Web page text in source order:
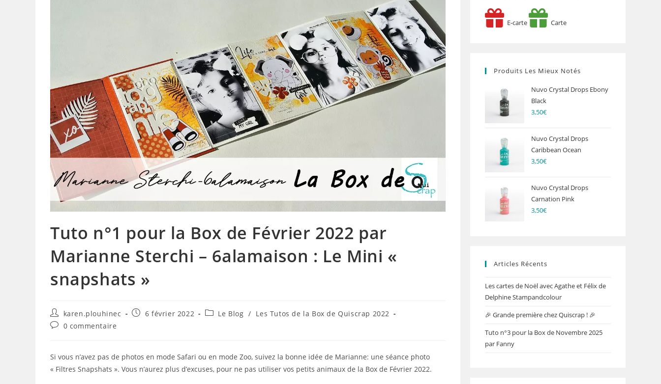
Tuto n°1 pour la Box de Février 2022 par
Marianne Sterchi – 6alamaison : Le Mini «
snapshats »
Auteur/autrice
de
la
karen.plouhinec
Publication
6 février 2022
PostLe Blog / Les Tutos de la Box de Quiscrap 2022
Commentaires
publication :
0 commentaire
Si vous n’avez pas de photos en mode Safari ou en mode Zoo, suivez la bonne idée de Marianne: une séance photo
« Filtres Snapshats ». Vous n’aurez plus d’excuses, pour ne pas utiliser vos petits animaux de la Box de Février 2022.
E-carte Carte
Produits Les Mieux Notés
Nuvo Crystal Drops Ebony
Black
3,50€
Nuvo Crystal Drops
Caribbean Ocean
3,50€
Nuvo Crystal Drops
Carnation Pink
3,50€
Articles Récents
Les cartes de Noël avec Agathe et Félix de
Delphine Stampandcolour
🎉 Grande première chez Quiscrap ! 🎉
Tuto n°3 pour la Box de Novembre 2025
par Fanny